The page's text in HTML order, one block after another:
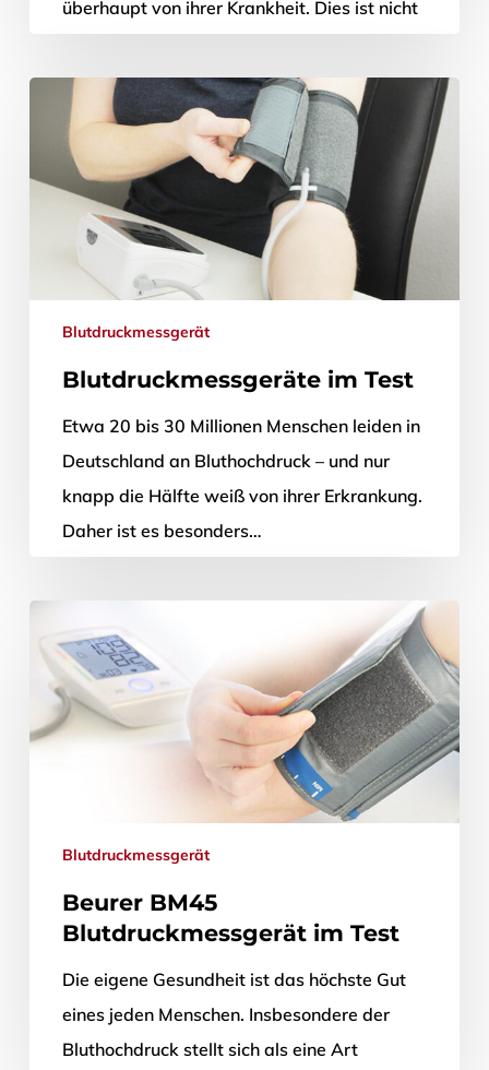
überhaupt von ihrer Krankheit. Dies ist nicht
24. November 2016
Blutdruckmessgerät
Blutdruckmessgeräte im Test
Etwa 20 bis 30 Millionen Menschen leiden in
Deutschland an Bluthochdruck – und nur
knapp die Hälfte weiß von ihrer Erkrankung.
Daher ist es besonders…
29. Januar 2015
Blutdruckmessgerät
Beurer BM45
Blutdruckmessgerät im Test
Die eigene Gesundheit ist das höchste Gut
eines jeden Menschen. Insbesondere der
Bluthochdruck stellt sich als eine Art